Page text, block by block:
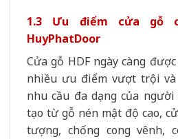
1.3 Ưu điểm cửa gỗ
HuyPhatDoor
Cửa gỗ HDF ngày càng
nhiều ưu điểm vượt trội
nhu cầu đa dạng của
tạo từ gỗ nén mật độ cao,
tượng, chống cong vênh,